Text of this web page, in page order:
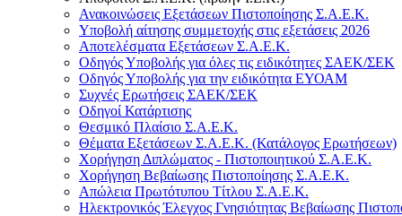
Ανακοινώσεις Εξετάσεων Πιστοποίησης Σ.Α.Ε.Κ.
Υποβολή αίτησης συμμετοχής στις εξετάσεις 2026
Αποτελέσματα Εξετάσεων Σ.Α.Ε.Κ.
Οδηγός Υποβολής για όλες τις ειδικότητες ΣΑΕΚ/ΣΕΚ
Οδηγός Υποβολής για την ειδικότητα ΕΥΟΑΜ
Συχνές Ερωτήσεις ΣΑΕΚ/ΣΕΚ
Οδηγοί Κατάρτισης
Θεσμικό Πλαίσιο Σ.Α.Ε.Κ.
Θέματα Εξετάσεων Σ.Α.Ε.Κ. (Κατάλογος Ερωτήσεων)
Χορήγηση Διπλώματος - Πιστοποιητικού Σ.Α.Ε.Κ.
Χορήγηση Βεβαίωσης Πιστοποίησης Σ.Α.Ε.Κ.
Απώλεια Πρωτότυπου Τίτλου Σ.Α.Ε.Κ.
Ηλεκτρονικός Έλεγχος Γνησιότητας Βεβαίωσης